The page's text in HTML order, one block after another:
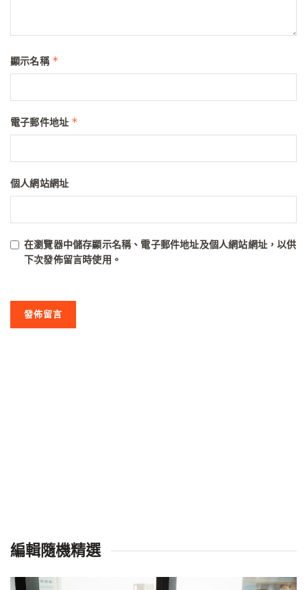
顯示名稱 *
電子郵件地址 *
個人網站網址
在瀏覽器中儲存顯示名稱、電子郵件地址及個人網站網址，以供
下次發佈留言時使用。
編輯隨機精選